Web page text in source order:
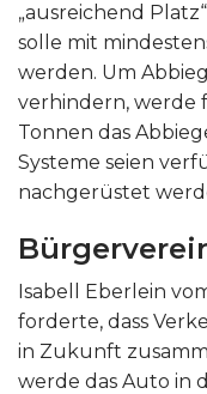
„ausreichend
solle mit
werden. Um
verhindern, werde
Tonnen das
Systeme seien
nachgerüstet
Isabell Eberlein
forderte, dass
in Zukunft
werde das Auto in